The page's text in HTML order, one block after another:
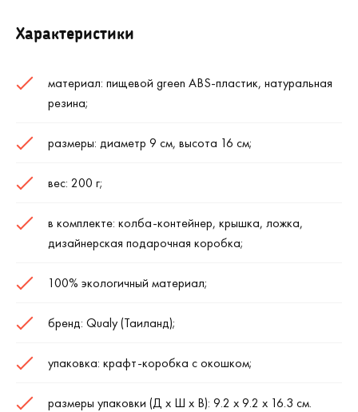
Характеристики
материал: пищевой green ABS-пластик, натуральная
резина;
размеры: диаметр 9 см, высота 16 см;
вес: 200 г;
в комплекте: колба-контейнер, крышка, ложка,
дизайнерская подарочная коробка;
100% экологичный материал;
бренд: Qualy (Таиланд);
упаковка: крафт-коробка с окошком;
размеры упаковки (Д х Ш х В): 9.2 х 9.2 х 16.3 см.